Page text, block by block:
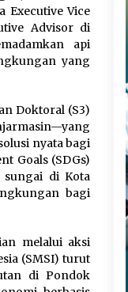
Executive Vice
Advisor di
api
yang
Doktoral (S3)
nyata bagi
Goals (SDGs)
sungai di Kota
bagi
melalui aksi
(SMSI) turut
di Pondok